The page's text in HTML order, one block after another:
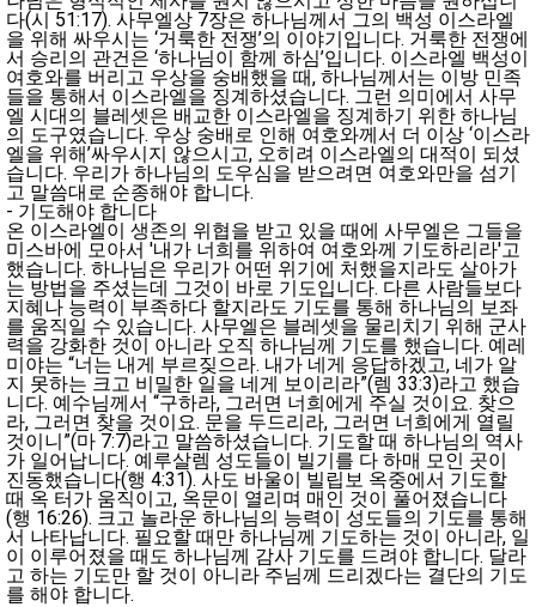
다(시 51:17). 사무엘상 7장은 하나님께서 그의 백성 이스라엘
을 위해 싸우시는 ‘거룩한 전쟁’의 이야기입니다. 거룩한 전쟁에
서 승리의 관건은 ‘하나님이 함께 하심’입니다. 이스라엘 백성이
여호와를 버리고 우상을 숭배했을 때, 하나님께서는 이방 민족
들을 통해서 이스라엘을 징계하셨습니다. 그런 의미에서 사무
엘 시대의 블레셋은 배교한 이스라엘을 징계하기 위한 하나님
의 도구였습니다. 우상 숭배로 인해 여호와께서 더 이상 ‘이스라
엘을 위해’싸우시지 않으시고, 오히려 이스라엘의 대적이 되셨
습니다. 우리가 하나님의 도우심을 받으려면 여호와만을 섬기
고 말씀대로 순종해야 합니다.
- 기도해야 합니다
온 이스라엘이 생존의 위협을 받고 있을 때에 사무엘은 그들을
미스바에 모아서 '내가 너희를 위하여 여호와께 기도하리라'고
했습니다. 하나님은 우리가 어떤 위기에 처했을지라도 살아가
는 방법을 주셨는데 그것이 바로 기도입니다. 다른 사람들보다
지혜나 능력이 부족하다 할지라도 기도를 통해 하나님의 보좌
를 움직일 수 있습니다. 사무엘은 블레셋을 물리치기 위해 군사
력을 강화한 것이 아니라 오직 하나님께 기도를 했습니다. 예레
미야는 “너는 내게 부르짖으라. 내가 네게 응답하겠고, 네가 알
지 못하는 크고 비밀한 일을 네게 보이리라”(렘 33:3)라고 했습
니다. 예수님께서 “구하라, 그러면 너희에게 주실 것이요. 찾으
라, 그러면 찾을 것이요. 문을 두드리라, 그러면 너희에게 열릴
것이니”(마 7:7)라고 말씀하셨습니다. 기도할 때 하나님의 역사
가 일어납니다. 예루살렘 성도들이 빌기를 다 하매 모인 곳이
진동했습니다(행 4:31). 사도 바울이 빌립보 옥중에서 기도할
때 옥 터가 움직이고, 옥문이 열리며 매인 것이 풀어졌습니다
(행 16:26). 크고 놀라운 하나님의 능력이 성도들의 기도를 통해
서 나타납니다. 필요할 때만 하나님께 기도하는 것이 아니라, 일
이 이루어졌을 때도 하나님께 감사 기도를 드려야 합니다. 달라
고 하는 기도만 할 것이 아니라 주님께 드리겠다는 결단의 기도
를 해야 합니다.